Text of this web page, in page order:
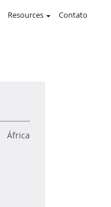
Resources Contato
África